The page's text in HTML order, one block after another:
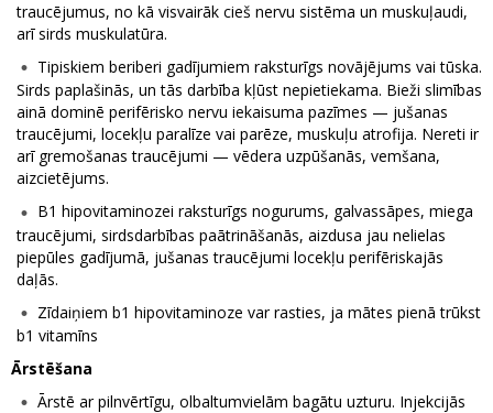
traucējumus, no kā visvairāk cieš nervu sistēma un muskuļaudi,
arī sirds muskulatūra.
Tipiskiem beriberi gadījumiem raksturīgs novājējums vai tūska.
Sirds paplašinās, un tās darbība kļūst nepietiekama. Bieži slimības
ainā dominē perifērisko nervu iekaisuma pazīmes — jušanas
traucējumi, locekļu paralīze vai parēze, muskuļu atrofija. Nereti ir
arī gremošanas traucējumi — vēdera uzpūšanās, vemšana,
aizcietējums.
B1 hipovitaminozei raksturīgs nogurums, galvassāpes, miega
traucējumi, sirdsdarbības paātrināšanās, aizdusa jau nelielas
piepūles gadījumā, jušanas traucējumi locekļu perifēriskajās
daļās.
Zīdaiņiem b1 hipovitaminoze var rasties, ja mātes pienā trūkst
b1 vitamīns
Ārstēšana
Ārstē ar pilnvērtīgu, olbaltumvielām bagātu uzturu. Injekcijās